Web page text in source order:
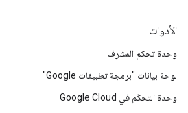
الأدوات
وحدة تحكم المشرف
لوحة بيانات "برمجة تطبيقات Google"
وحدة التحكّم في Google Cloud